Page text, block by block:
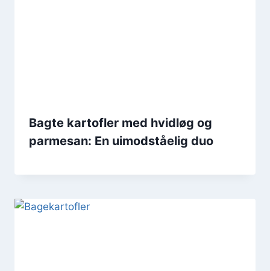
Bagte kartofler med hvidløg og
parmesan: En uimodståelig duo